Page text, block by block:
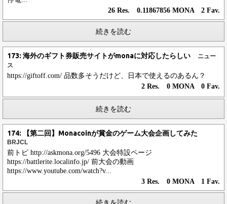
26 Res. 0.11867856 MONA 2 Fav.
続きを読む
173: 海外のギフト券販売サイトがmonaに対応したらしい
ニュー
ス
https://giftoff.com/ 品数多そうだけど、日本で使えるのあるん？
2 Res. 0 MONA 0 Fav.
続きを読む
174: 【第二回】Monacoinが賞金のゲーム大会企画してみた
BRJCL
前トピ http://askmona.org/5496 大会特設ページ
https://battlerite.localinfo.jp/ 前大会の動画
https://www.youtube.com/watch?v...
3 Res. 0 MONA 1 Fav.